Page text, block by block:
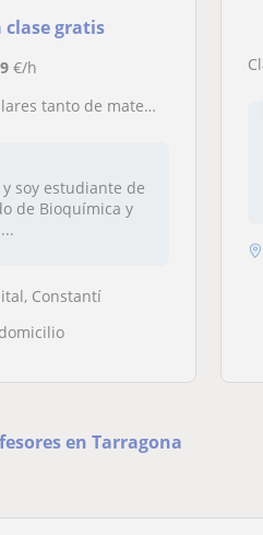
clase gratis
9€/h
de inglés, química y otras asignaturas de ciencias
soy estudiante de
de Bioquímica y
Constantí
en Tarragona